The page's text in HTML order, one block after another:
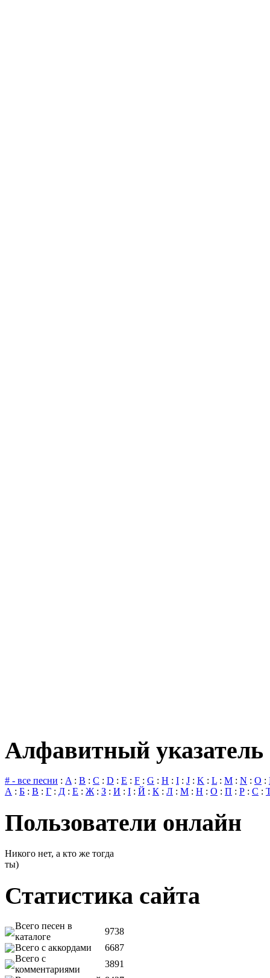
Алфавитный указатель
# - все песни : A: B : C : D : E : F : G : H : I : J : K : L : M : N : O :
А : Б : В : Г : Д : Е : Ж: З : И : І : Й : К : Л : М : Н : О : П : Р : С :
Пользователи онлайн
Никого нет, а кто же тогда
ты)
Статистика сайта
Всего песен в
каталоге
9738
Всего с аккордами
6687
Всего с
комментариями
3891